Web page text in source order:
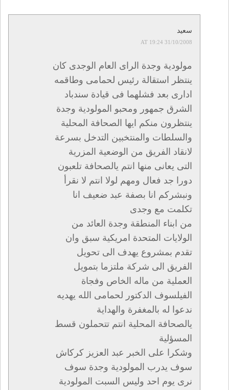
سعيد
31/10/2008 AT 19:24
مولودية وجدة الراى العام الوجدى كان
ينتظر استقالة رئيس لحمامى وطاقمه
ادارى بعد فشلهما فى قيادة سندباد
الشرق جمهور ومحبو المولودية وجدة
ينتظرون منكم ايها الصحافة المحلية
والسلطات والمنتخبين التدخل بسرعة
لانقاد الفريق من الوضعية المزرية
التى يعانى منها انتم يالصحافة تلعبون
دورا جد فعال ومهم لولا انتم لا نقرأ
ونبشركم انا بصفة عبد ضعيف انا
تكلمت مع وجدى
من ابناء المنطقة وجدة العائد من
الولايات المتحدة امريكية سبق وان
تقدم بمشروع يهدف الى تحويل
الفريق الى شركة ملتزما بتمويل
العملية من ماله الخاص وفجاة
الفيلسوف الدكتور لحمامى الله يهديه
ندعوا له بالمغفرة والهداية
يالصحافة المحلية انتم تتحملون قسط
المسؤلية
وشكرا على الخبر عبد العزيز كركاش
سوف يدرب المولودية وجدة سوف
نرى يوم احد وليس السبت المولودية